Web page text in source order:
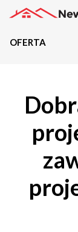
Oferta
Działki
Kredyty
Dokumentacja
OFERTA